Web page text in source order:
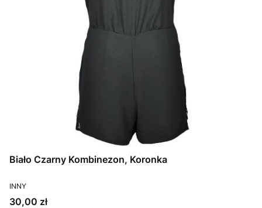
Biało Czarny Kombinezon, Koronka
PRODUCENT
INNY
Cena
30,00 zł